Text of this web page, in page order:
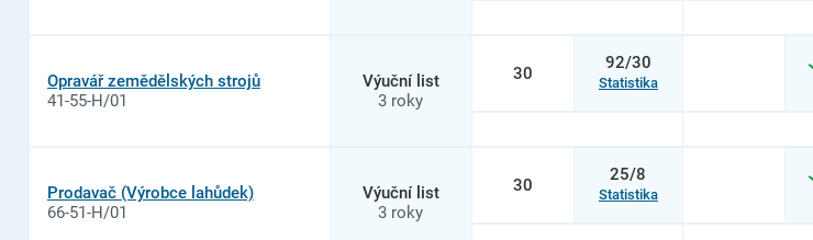
Opravář zemědělských strojů
41-55-H/01
Výuční list
3 roky
30
92/30
Statistika
Prodavač (Výrobce lahůdek)
66-51-H/01
Výuční list
3 roky
30
25/8
Statistika